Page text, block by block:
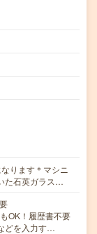
ります＊マシニ
た石英ガラス…
OK！履歴書不要
どを入力す…